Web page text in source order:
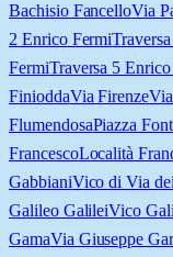
Bachisio FancelloVia
2 Enrico Fermi
FermiTraversa 5
FinioddaVia Firenze
FlumendosaPiazza
FrancescoLocalità
GabbianiVico di Via
Galileo GalileiVico
GamaVia Giuseppe